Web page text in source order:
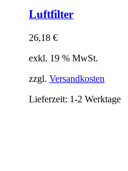
Luftfilter
26,18 €
exkl. 19 % MwSt.
zzgl. Versandkosten
Lieferzeit: 1-2 Werktage